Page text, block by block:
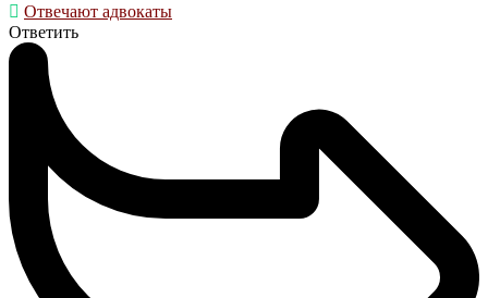
Отвечают адвокаты
Ответить